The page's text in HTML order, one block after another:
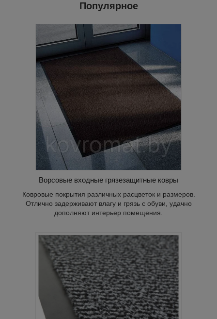
Популярное
Ворсовые входные грязезащитные ковры
Ковровые покрытия различных расцветок и размеров.
Отлично задерживают влагу и грязь с обуви, удачно
дополняют интерьер помещения.